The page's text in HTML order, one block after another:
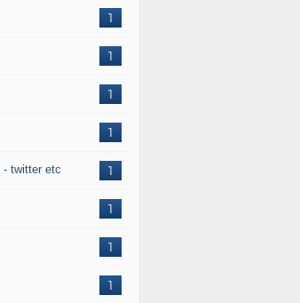
1
1
1
1
1
twitter etc
1
1
1